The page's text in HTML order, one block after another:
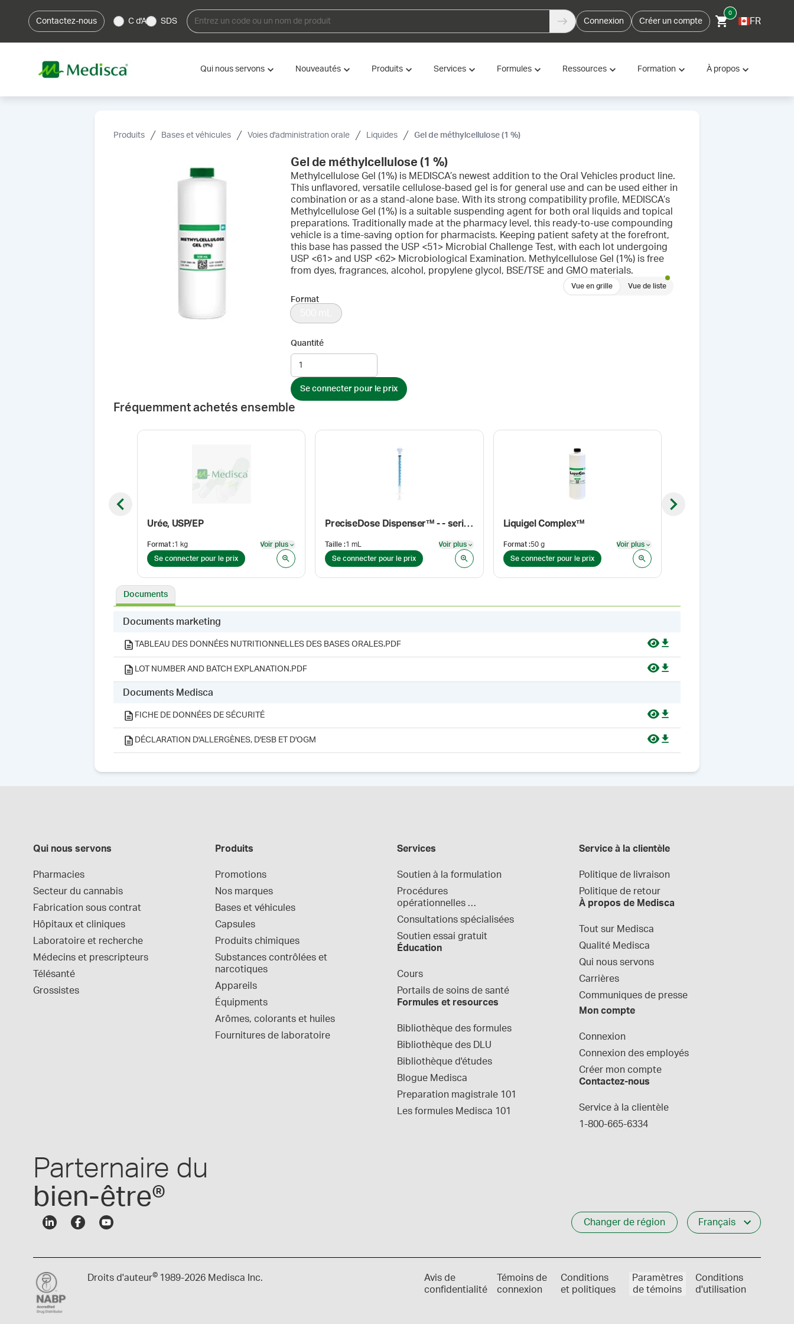
Contactez-nous C d'A SDS Connexion Créer un compte
0
FR
Qui nous servons Nouveautés Produits Services Formules Ressources Formation À propos
Produits Bases et véhicules Voies d'administration orale Liquides Gel de méthylcellulose (1 %)
Gel de méthylcellulose (1 %)
Methylcellulose Gel (1%) is MEDISCA’s newest addition to the Oral Vehicles product line.
This unflavored, versatile cellulose-based gel is for general use and can be used either in
combination or as a stand-alone base. With its strong compatibility profile, MEDISCA’s
Methylcellulose Gel (1%) is a suitable suspending agent for both oral liquids and topical
preparations. Traditionally made at the pharmacy level, this ready-to-use compounding
vehicle is a time-saving option for pharmacists. Keeping patient safety at the forefront,
this base has passed the USP <51> Microbial Challenge Test, with each lot undergoing
USP <61> and USP <62> Microbiological Examination. Methylcellulose Gel (1%) is free
from dyes, fragrances, alcohol, propylene glycol, BSE/TSE and GMO materials.
Vue en grille Vue de liste
Format
Quantité
Se connecter pour le prix
Fréquemment achetés ensemble
Urée, USP/EP
Format :1 kg Voir plus
Se connecter pour le prix
PreciseDose Dispenser™ - - seringue avec capuchon
Taille :1 mL Voir plus
Se connecter pour le prix
Liquigel Complex™
Format:50 g Voir plus
Se connecter pour le prix
Previous slide Next slide
Documents
Documents marketing
TABLEAU DES DONNÉES NUTRITIONNELLES DES BASES ORALES.PDF
LOT NUMBER AND BATCH EXPLANATION.PDF
Documents Medisca
FICHE DE DONNÉES DE SÉCURITÉ
DÉCLARATION D'ALLERGÈNES, D'ESB ET D'OGM
Qui nous servons
Pharmacies
Secteur du cannabis
Fabrication sous contrat
Hôpitaux et cliniques
Laboratoire et recherche
Médecins et prescripteurs
Télésanté
Grossistes
Produits
Promotions
Nos marques
Bases et véhicules
Capsules
Produits chimiques
Substances contrôlées et
narcotiques
Appareils
Équipments
Arômes, colorants et huiles
Fournitures de laboratoire
Services
Soutien à la formulation
Procédures
opérationnelles
normalisées
Consultations spécialisées
Soutien essai gratuit
Éducation
Cours
Portails de soins de santé
Formules et resources
Bibliothèque des formules
Bibliothèque des DLU
Bibliothèque d'études
Blogue Medisca
Preparation magistrale 101
Les formules Medisca 101
Service à la clientèle
Politique de livraison
Politique de retour
À propos de Medisca
Tout sur Medisca
Qualité Medisca
Qui nous servons
Carrières
Communiques de presse
Mon compte
Connexion
Connexion des employés
Créer mon compte
Contactez-nous
Service à la clientèle
1-800-665-6334
Parternaire du
bien-être®
Changer de région Français
Droits d'auteur© 1989-2026 Medisca Inc.
Avis de
confidentialité
Témoins de
connexion
Conditions
et politiques
Paramètres
de témoins
Conditions
d'utilisation